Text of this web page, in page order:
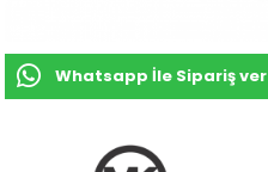
Whatsapp İle Sipariş ver